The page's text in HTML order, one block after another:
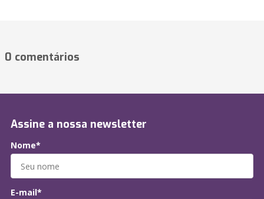
0 comentários
Assine a nossa newsletter
Nome*
E-mail*